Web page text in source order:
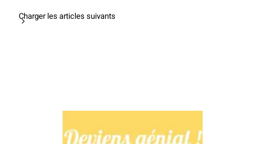
Charger les articles suivants